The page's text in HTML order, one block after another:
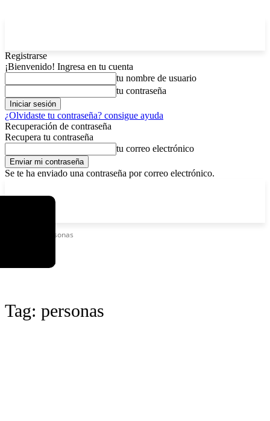
Registrarse
¡Bienvenido! Ingresa en tu cuenta
tu nombre de usuario
tu contraseña
¿Olvidaste tu contraseña? consigue ayuda
Recuperación de contraseña
Recupera tu contraseña
tu correo electrónico
Se te ha enviado una contraseña por correo electrónico.
Personas
Tag: personas